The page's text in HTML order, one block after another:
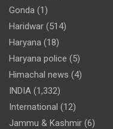
Gonda (1)
Haridwar (514)
Haryana (18)
Haryana police (5)
Himachal news (4)
INDIA (1,332)
International (12)
Jammu & Kashmir (6)